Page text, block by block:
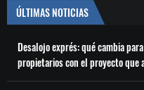
ÚLTIMAS NOTICIAS
Desalojo exprés: qué cambia
propietarios con el proyecto que